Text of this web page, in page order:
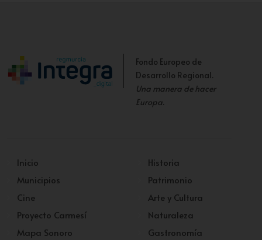
Fondo Europeo de
Desarrollo Regional.
Una manera de hacer
Europa.
Inicio
Municipios
Cine
Proyecto Carmesí
Mapa Sonoro
Historia
Patrimonio
Arte y Cultura
Naturaleza
Gastronomía